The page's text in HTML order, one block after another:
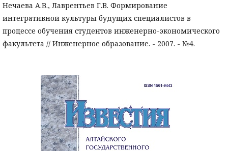
Нечаева А.В., Лаврентьев Г.В. Формирование
интегративной культуры будущих специалистов в
процессе обучения студентов инженерно-экономического
факультета // Инженерное образование. - 2007. - №4.